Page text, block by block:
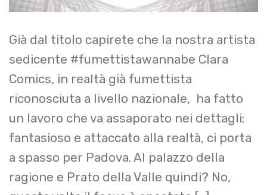
Già dal titolo capirete che la nostra artista
sedicente #fumettistawannabe Clara
Comics, in realtà già fumettista
riconosciuta a livello nazionale, ha fatto
un lavoro che va assaporato nei dettagli:
fantasioso e attaccato alla realtà, ci porta
a spasso per Padova. Al palazzo della
ragione e Prato della Valle quindi? No,